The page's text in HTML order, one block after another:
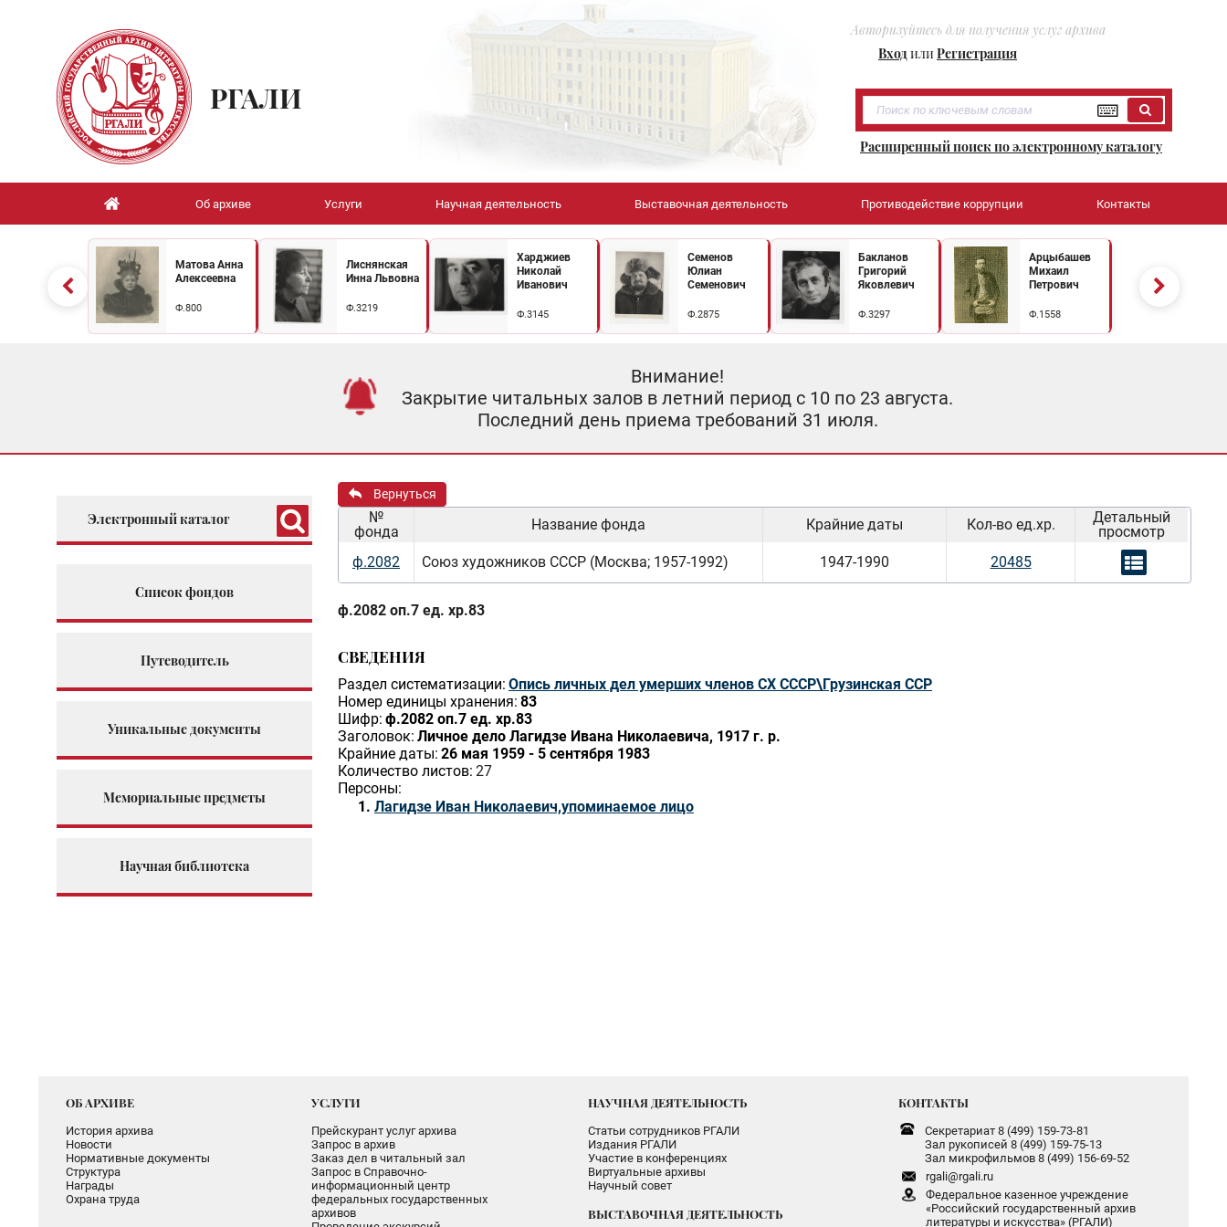
Авторизуйтесь для получения услуг архива
ВходилиРегистрация
РГАЛИ
Расширенный поиск по электронному каталогу
Об архиве Услуги Научная деятельность Выставочная деятельность Противодействие коррупции Контакты
Матова Анна
Алексеевна
Ф.800
Лиснянская
Инна Львовна
Ф.3219
Харджиев
Николай
Иванович
Ф.3145
Семенов
Юлиан
Семенович
Ф.2875
Бакланов
Григорий
Яковлевич
Ф.3297
Арцыбашев
Михаил
Петрович
Ф.1558
Внимание!
Закрытие читальных залов в летний период с 10 по 23 августа.
Последний день приема требований 31 июля.
Электронный каталог
Список фондов
Путеводитель
Уникальные документы
Мемориальные предметы
Научная библиотека
Вернуться
№
фонда
Название фонда Крайние даты Кол-во ед.хр.
Детальный
просмотр
ф.2082
Союз художников СССР (Москва; 1957-1992) 1947-1990 20485
ф.2082 оп.7 ед. хр.83
СВЕДЕНИЯ
Раздел систематизации: Опись личных дел умерших членов СХ СССР\Грузинская ССР
Номер единицы хранения: 83
Шифр: ф.2082 оп.7 ед. хр.83
Заголовок: Личное дело Лагидзе Ивана Николаевича, 1917 г. р.
Крайние даты: 26 мая 1959 - 5 сентября 1983
Количество листов: 27
Персоны:
Лагидзе Иван Николаевич,упоминаемое лицо
ОБ АРХИВЕ
История архива
Новости
Нормативные документы
Структура
Награды
Охрана труда
УСЛУГИ
Прейскурант услуг архива
Запрос в архив
Заказ дел в читальный зал
Запрос в Справочно-
информационный центр
федеральных государственных
архивов
НАУЧНАЯ ДЕЯТЕЛЬНОСТЬ
Статьи сотрудников РГАЛИ
Издания РГАЛИ
Участие в конференциях
Виртуальные архивы
Научный совет
ВЫСТАВОЧНАЯ ДЕЯТЕЛЬНОСТЬ
КОНТАКТЫ
Секретариат 8 (499) 159-73-81
Зал рукописей 8 (499) 159-75-13
Зал микрофильмов 8 (499) 156-69-52
rgali@rgali.ru
Федеральное казенное учреждение
«Российский государственный архив
литературы и искусства» (РГАЛИ)